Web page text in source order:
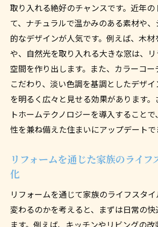
リフォーム計画の初めのステ
理想の住まいを描くためのヒ
ント
プロが教えるリフォーム計画
浦添市住民のためのリフォー
ン
リフォームプランニングで気
こと
浦添市でのリフォーム成功例か
台風に強いリフォームで安心の住
台風対策に優れたリフォーム
浦添市での実践的な台風対策
取り入れる絶好のチャンスです。近年の
て、ナチュラルで温かみのある素材や
的なデザインが人気です。例えば、木
や、自然光を取り入れる大きな窓は、
空間を作り出します。また、カラーコー
こだわり、淡い色調を基調としたデザ
を明るく広々と見せる効果があります。
トホームテクノロジーを導入すること
性を兼ね備えた住まいにアップデートで
リフォームを通じた家族のライフ
化
リフォームを通じて家族のライフスタ
変わるのかを考えると、まずは日常の
ます。例えば、キッチンやリビングの改